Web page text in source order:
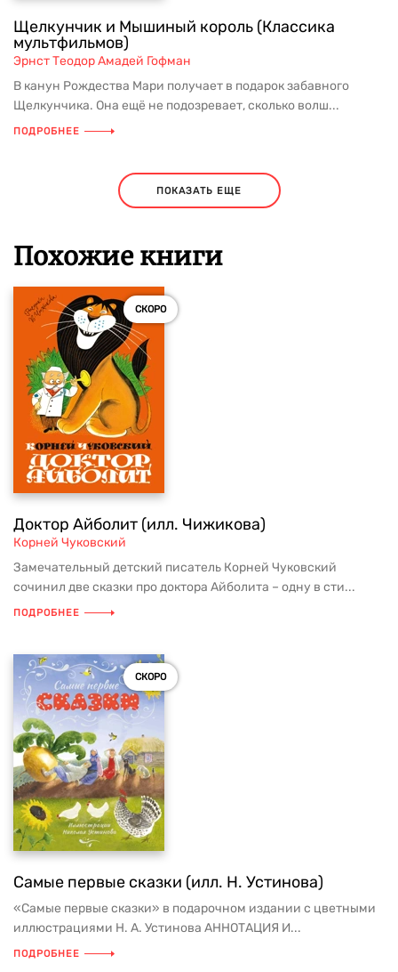
Щелкунчик и Мышиный король (Классика
мультфильмов)
Эрнст Теодор Амадей Гофман
В канун Рождества Мари получает в подарок забавного
Щелкунчика. Она ещё не подозревает, сколько волш...
ПОДРОБНЕЕ
ПОКАЗАТЬ ЕЩЕ
Похожие книги
СКОРО
Доктор Айболит (илл. Чижикова)
Корней Чуковский
Замечательный детский писатель Корней Чуковский
сочинил две сказки про доктора Айболита – одну в сти...
ПОДРОБНЕЕ
СКОРО
Самые первые сказки (илл. Н. Устинова)
«Самые первые сказки» в подарочном издании с цветными
иллюстрациями Н. А. Устинова АННОТАЦИЯ И...
ПОДРОБНЕЕ